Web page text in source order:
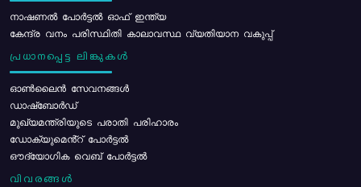
നാഷണൽ പോർട്ടൽ ഓഫ് ഇന്ത്യ
കേന്ദ്ര വനം പരിസ്ഥിതി കാലാവസ്ഥ വ്യതിയാന വകുപ്പ്
പ്രധാനപ്പെട്ട ലിങ്കുകൾ
ഓൺലൈൻ സേവനങ്ങൾ
ഡാഷ്ബോർഡ്
മുഖ്യമന്ത്രിയുടെ പരാതി പരിഹാരം
ഡോക്യുമെൻ്റ് പോർട്ടൽ
ഔദ്യോഗിക വെബ് പോർട്ടൽ
വിവരങ്ങൾ